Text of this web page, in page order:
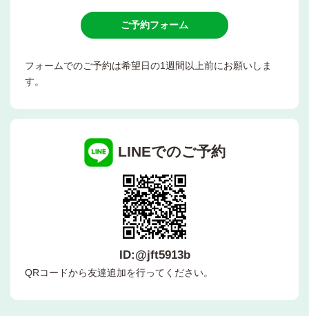
ご予約フォーム
フォームでのご予約は希望日の1週間以上前にお願いしま
す。
LINEでのご予約
ID:@jft5913b
QRコードから友達追加を行ってください。